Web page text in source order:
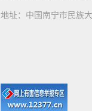
地址：中国南宁市民族